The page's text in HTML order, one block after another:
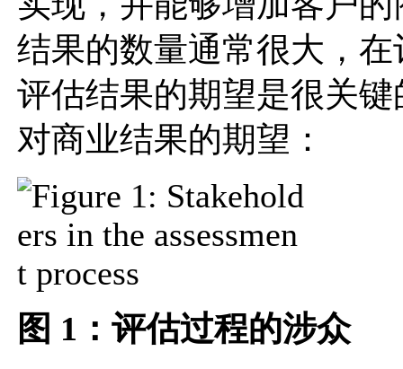
结果的数量通常很大，
评估结果的期望是很关
对商业结果的期望：
图 1：评估过程的涉众